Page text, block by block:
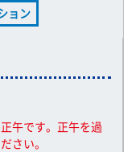
ョン
午です。正午を過
さい。